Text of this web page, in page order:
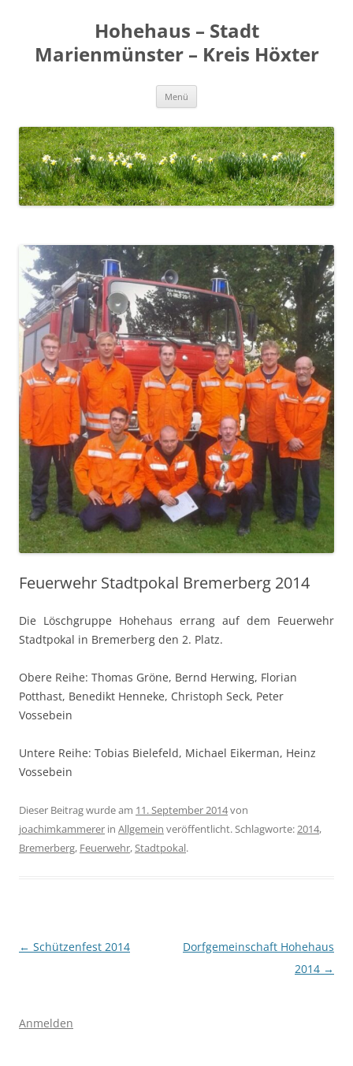
Hohehaus – Stadt
Marienmünster – Kreis Höxter
Menü
Feuerwehr Stadtpokal Bremerberg 2014
Die Löschgruppe Hohehaus errang auf dem Feuerwehr
Stadtpokal in Bremerberg den 2. Platz.
Obere Reihe: Thomas Gröne, Bernd Herwing, Florian
Potthast, Benedikt Henneke, Christoph Seck, Peter
Vossebein
Untere Reihe: Tobias Bielefeld, Michael Eikerman, Heinz
Vossebein
Dieser Beitrag wurde am 11. September 2014von
joachimkammerer in Allgemein veröffentlicht. Schlagworte:2014,
Bremerberg, Feuerwehr,Stadtpokal.
Beitragsnavigation
← Schützenfest 2014
Dorfgemeinschaft Hohehaus
2014 →
Anmelden